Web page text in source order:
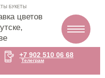
цветов
БУКЕТЫ
+7 902 510 06 68
Телеграм